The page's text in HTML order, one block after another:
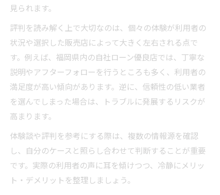
見られます。
評判を読み解く上で大切なのは、個々の体験が利用者の
状況や選択した販売店によって大きく左右される点で
す。例えば、福岡県内の自社ローン優良店では、丁寧な
説明やアフターフォローを行うところも多く、利用者の
満足度が高い傾向があります。逆に、信頼性の低い業者
を選んでしまった場合は、トラブルに発展するリスクが
高まります。
体験談や評判を参考にする際は、複数の情報源を確認
し、自分のケースと照らし合わせて判断することが重要
です。実際の利用者の声に耳を傾けつつ、冷静にメリッ
ト・デメリットを整理しましょう。